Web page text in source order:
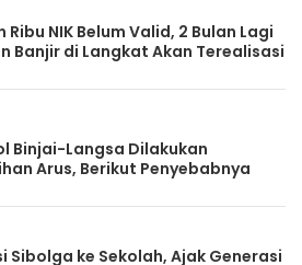
Ribu NIK Belum Valid, 2 Bulan Lagi
Banjir di Langkat Akan Terealisasi
Binjai-Langsa Dilakukan
Arus, Berikut Penyebabnya
Sibolga ke Sekolah, Ajak Generasi